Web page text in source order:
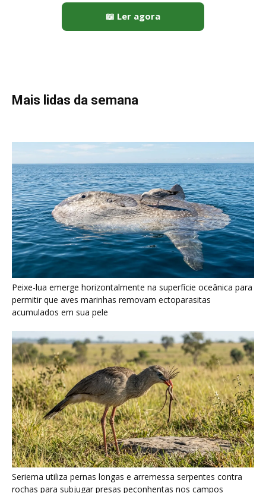
Peixe-lua emerge horizontalmente na superfície oceânica para
permitir que aves marinhas removam ectoparasitas
Seriema utiliza pernas longas e arremessa serpentes contra
rochas para subjugar presas peçonhentas nos campos
Poraquê sincroniza descargas elétricas em grupo para
amplificar campo elétrico e atordoar cardumes de peixes
maiores na Amazônia